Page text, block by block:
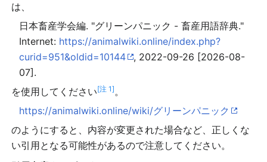
は、
日本畜産学会編. "グリーンパニック - 畜産用語辞典."
Internet: https://animalwiki.online/index.php?
curid=951&oldid=10144
, 2022-09-26 [2026-08-
07].
を使用してください[注 1]。
https://animalwiki.online/wiki/グリーンパニック
のようにすると、内容が変更された場合など、正しくな
い引用となる可能性があるので注意してください。